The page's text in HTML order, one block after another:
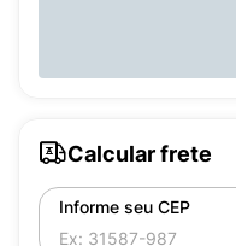
Calcular frete
Informe seu CEP